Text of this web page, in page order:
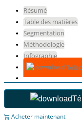
Résumé
Table des matières
Segmentation
Méthodologie
Infographie
Acheter maintenant